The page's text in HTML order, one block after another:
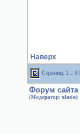
Наверх
Страниц: 1 ... 8
Форум сайта
(Модератор: slade)